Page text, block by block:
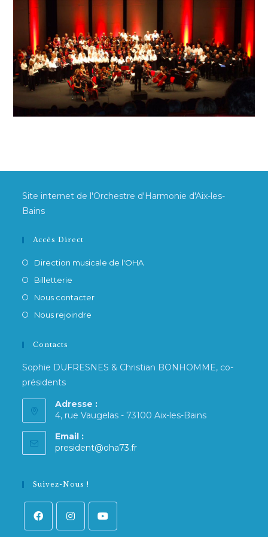
Site internet de l'Orchestre d'Harmonie d'Aix-les-
Bains
Accès Direct
Direction musicale de l'OHA
Billetterie
Nous contacter
Nous rejoindre
Contacts
Sophie DUFRESNES & Christian BONHOMME, co-
présidents
Adresse :
4, rue Vaugelas - 73100 Aix-les-Bains
Email :
president@oha73.frS’ouvre
Suivez-Nous !